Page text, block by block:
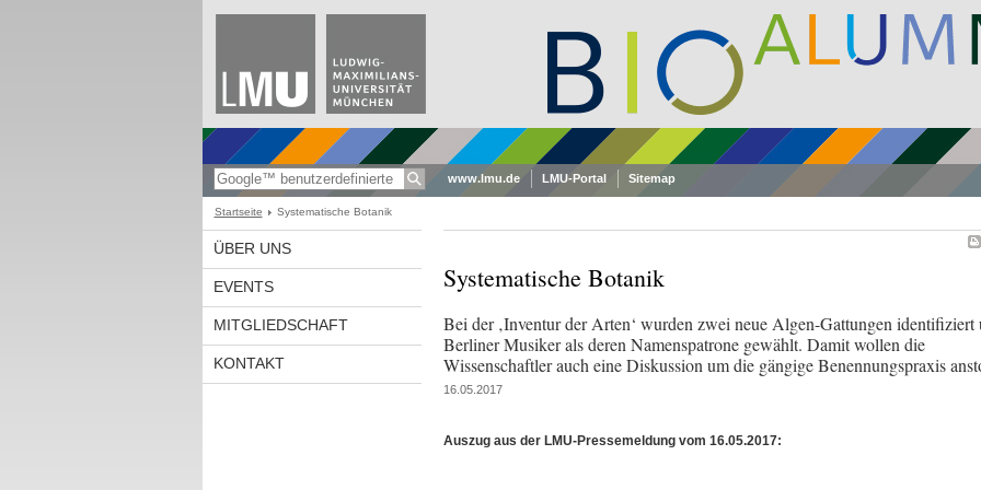
www.lmu.de LMU-Portal Sitemap
Startseite Systematische Botanik
ÜBER UNS
EVENTS
MITGLIEDSCHAFT
KONTAKT
Systematische Botanik
Bei der ‚Inventur der Arten‘ wurden zwei neue Algen-Gattungen identifiziert
Berliner Musiker als deren Namenspatrone gewählt. Damit wollen die
Wissenschaftler auch eine Diskussion um die gängige Benennungspraxis
16.05.2017
Auszug aus der LMU-Pressemeldung vom 16.05.2017: